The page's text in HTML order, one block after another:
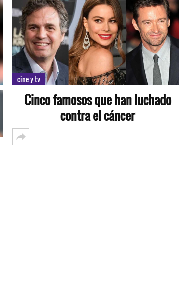
cine y tv
Cinco famosos que han luchado
contra el cáncer